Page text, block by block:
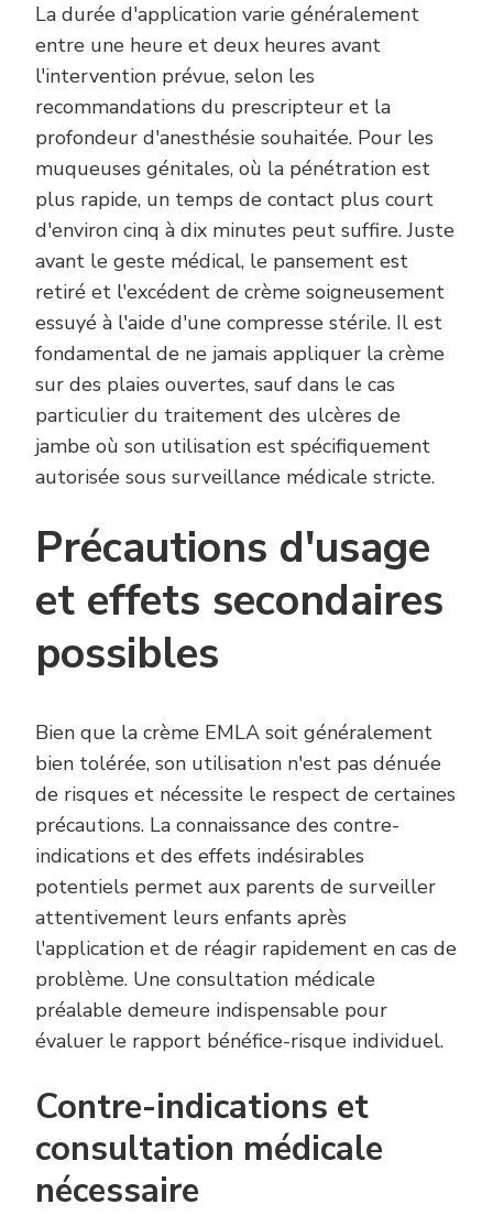
La durée d'application varie généralement
entre une heure et deux heures avant
l'intervention prévue, selon les
recommandations du prescripteur et la
profondeur d'anesthésie souhaitée. Pour les
muqueuses génitales, où la pénétration est
plus rapide, un temps de contact plus court
d'environ cinq à dix minutes peut suffire. Juste
avant le geste médical, le pansement est
retiré et l'excédent de crème soigneusement
essuyé à l'aide d'une compresse stérile. Il est
fondamental de ne jamais appliquer la crème
sur des plaies ouvertes, sauf dans le cas
particulier du traitement des ulcères de
jambe où son utilisation est spécifiquement
autorisée sous surveillance médicale stricte.
Précautions d'usage
et effets secondaires
possibles
Bien que la crème EMLA soit généralement
bien tolérée, son utilisation n'est pas dénuée
de risques et nécessite le respect de certaines
précautions. La connaissance des contre-
indications et des effets indésirables
potentiels permet aux parents de surveiller
attentivement leurs enfants après
l'application et de réagir rapidement en cas de
problème. Une consultation médicale
préalable demeure indispensable pour
évaluer le rapport bénéfice-risque individuel.
Contre-indications et
consultation médicale
nécessaire